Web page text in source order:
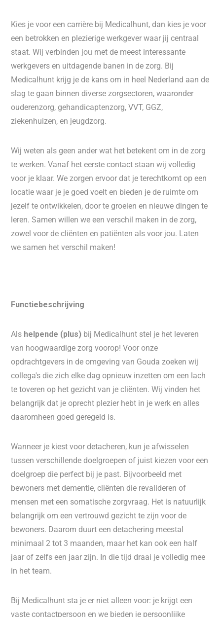
Kies je voor een carrière bij Medicalhunt, dan kies je voor
een betrokken en plezierige werkgever waar jij centraal
staat. Wij verbinden jou met de meest interessante
werkgevers en uitdagende banen in de zorg. Bij
Medicalhunt krijg je de kans om in heel Nederland aan de
slag te gaan binnen diverse zorgsectoren, waaronder
ouderenzorg, gehandicaptenzorg, VVT, GGZ,
ziekenhuizen, en jeugdzorg.
Wij weten als geen ander wat het betekent om in de zorg
te werken. Vanaf het eerste contact staan wij volledig
voor je klaar. We zorgen ervoor dat je terechtkomt op een
locatie waar je je goed voelt en bieden je de ruimte om
jezelf te ontwikkelen, door te groeien en nieuwe dingen te
leren. Samen willen we een verschil maken in de zorg,
zowel voor de cliënten en patiënten als voor jou. Laten
we samen het verschil maken!
Functiebeschrijving
Als helpende (plus) bij Medicalhunt stel je het leveren
van hoogwaardige zorg voorop! Voor onze
opdrachtgevers in de omgeving van Gouda zoeken wij
collega's die zich elke dag opnieuw inzetten om een lach
te toveren op het gezicht van je cliënten. Wij vinden het
belangrijk dat je oprecht plezier hebt in je werk en alles
daaromheen goed geregeld is.
Wanneer je kiest voor detacheren, kun je afwisselen
tussen verschillende doelgroepen of juist kiezen voor een
doelgroep die perfect bij je past. Bijvoorbeeld met
bewoners met dementie, cliënten die revalideren of
mensen met een somatische zorgvraag. Het is natuurlijk
belangrijk om een vertrouwd gezicht te zijn voor de
bewoners. Daarom duurt een detachering meestal
minimaal 2 tot 3 maanden, maar het kan ook een half
jaar of zelfs een jaar zijn. In die tijd draai je volledig mee
in het team.
Bij Medicalhunt sta je er niet alleen voor: je krijgt een
vaste contactpersoon en we bieden je persoonlijke